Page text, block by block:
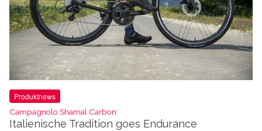
Produktnews
Campagnolo Shamal Carbon:
Italienische Tradition goes Endurance